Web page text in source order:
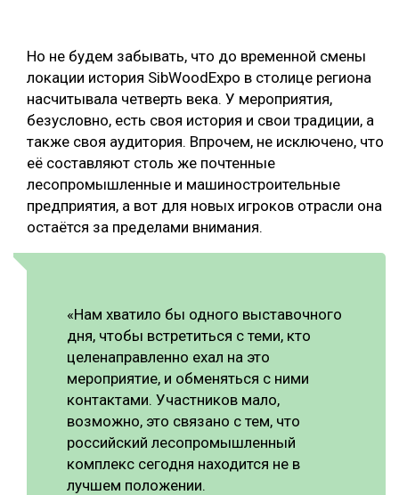
Но не будем забывать, что до временной смены
локации история SibWoodExpo в столице региона
насчитывала четверть века. У мероприятия,
безусловно, есть своя история и свои традиции, а
также своя аудитория. Впрочем, не исключено, что
её составляют столь же почтенные
лесопромышленные и машиностроительные
предприятия, а вот для новых игроков отрасли она
остаётся за пределами внимания.
«Нам хватило бы одного выставочного
дня, чтобы встретиться с теми, кто
целенаправленно ехал на это
мероприятие, и обменяться с ними
контактами. Участников мало,
возможно, это связано с тем, что
российский лесопромышленный
комплекс сегодня находится не в
лучшем положении.